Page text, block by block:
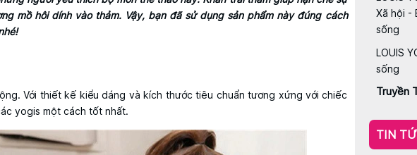
mồ hôi dính vào thảm. Vậy, bạn đã sử dụng sản phẩm này đúng cách
Với thiết kế kiểu dáng và kích thước tiêu chuẩn tương xứng với chiếc
yogis một cách tốt nhất.
Xã hội -
sống
LOUIS
sống
Truyền
TIN